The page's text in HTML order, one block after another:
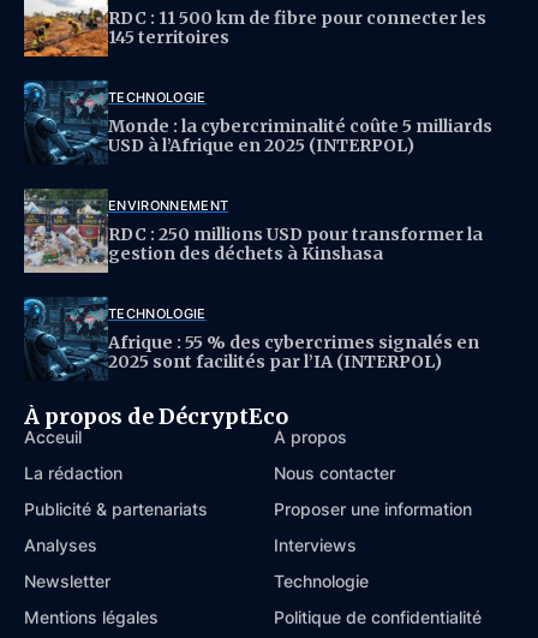
RDC : 11 500 km de fibre pour connecter les
145 territoires
TECHNOLOGIE
Monde : la cybercriminalité coûte 5 milliards
USD à l’Afrique en 2025 (INTERPOL)
ENVIRONNEMENT
RDC : 250 millions USD pour transformer la
gestion des déchets à Kinshasa
TECHNOLOGIE
Afrique : 55 % des cybercrimes signalés en
2025 sont facilités par l’IA (INTERPOL)
À propos de DécryptEco
Acceuil
À propos
La rédaction
Nous contacter
Publicité & partenariats
Proposer une information
Analyses
Interviews
Newsletter
Technologie
Mentions légales
Politique de confidentialité